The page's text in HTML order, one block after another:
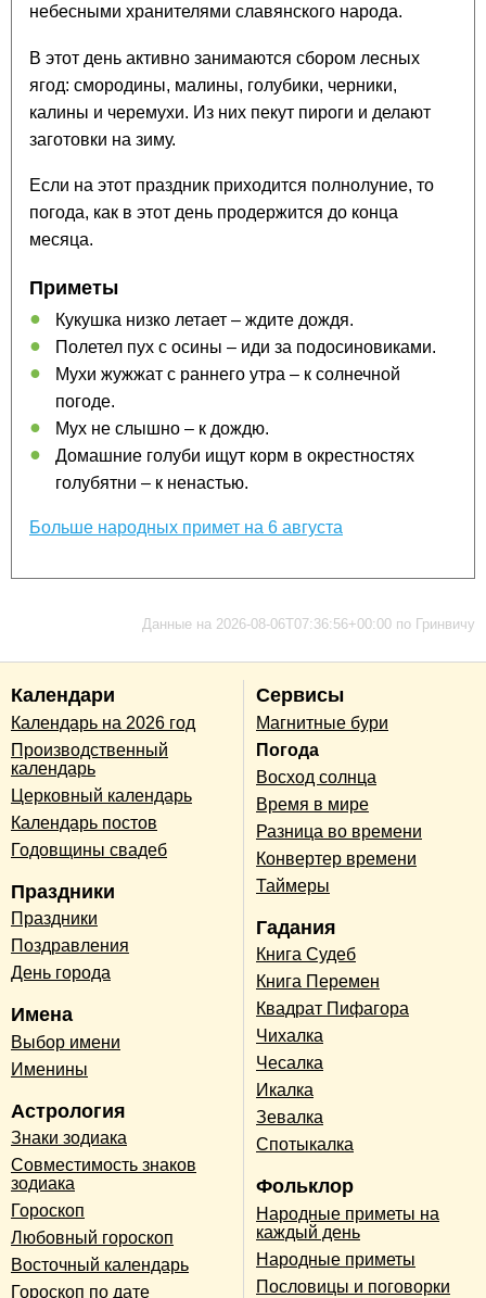
небесными хранителями славянского народа.
В этот день активно занимаются сбором лесных
ягод: смородины, малины, голубики, черники,
калины и черемухи. Из них пекут пироги и делают
заготовки на зиму.
Если на этот праздник приходится полнолуние, то
погода, как в этот день продержится до конца
месяца.
Приметы
Кукушка низко летает – ждите дождя.
Полетел пух с осины – иди за подосиновиками.
Мухи жужжат с раннего утра – к солнечной
погоде.
Мух не слышно – к дождю.
Домашние голуби ищут корм в окрестностях
голубятни – к ненастью.
Больше народных примет на 6 августа
Данные на 2026-08-06T07:36:56+00:00 по Гринвичу
Календари
Календарь на 2026 год
Производственный
календарь
Церковный календарь
Календарь постов
Годовщины свадеб
Праздники
Праздники
Поздравления
День города
Имена
Выбор имени
Именины
Астрология
Знаки зодиака
Совместимость знаков
зодиака
Гороскоп
Любовный гороскоп
Восточный календарь
Гороскоп по дате
Сервисы
Магнитные бури
Погода
Восход солнца
Время в мире
Разница во времени
Конвертер времени
Таймеры
Гадания
Книга Судеб
Книга Перемен
Квадрат Пифагора
Чихалка
Чесалка
Икалка
Зевалка
Спотыкалка
Фольклор
Народные приметы на
каждый день
Народные приметы
Пословицы и поговорки